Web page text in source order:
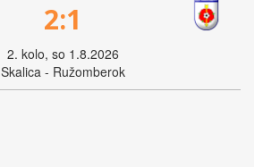
2:1
2. kolo, so 1.8.2026
Skalica - Ružomberok